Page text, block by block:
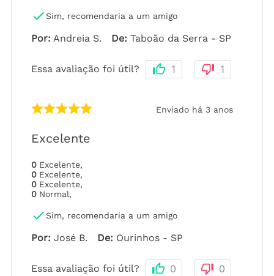
Sim, recomendaria a um amigo
Por: Andreia S. De: Taboão da Serra - SP
Essa avaliação foi útil? 1 1
Enviado há 3 anos
Excelente
0 Excelente,
0 Excelente,
0 Excelente,
0 Normal,
Sim, recomendaria a um amigo
Por: José B. De: Ourinhos - SP
Essa avaliação foi útil? 0 0